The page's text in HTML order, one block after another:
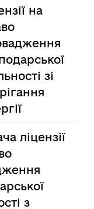
на
зі
ліцензії
з